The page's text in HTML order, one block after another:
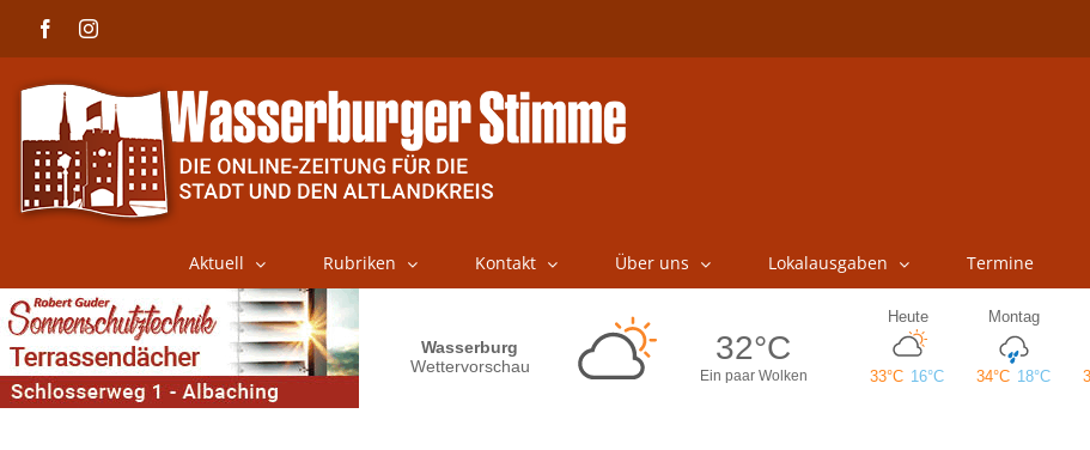
FacebookInstagram
Aktuell Rubriken Kontakt Über uns Lokalausgaben Termine